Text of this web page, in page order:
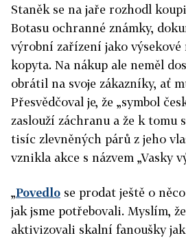
Staněk se na jaře rozhodl
Botasu ochranné známky,
výrobní zařízení jako výsekové
kopyta. Na nákup ale neměl
obrátil na svoje zákazníky, ať
Přesvědčoval je, že „symbol
zaslouží záchranu a že k tomu
tisíc zlevněných párů z jeho
vznikla akce s názvem „Vasky
„Povedlo se prodat ještě o
jak jsme potřebovali. Myslím,
aktivizovali skalní fanoušky jak